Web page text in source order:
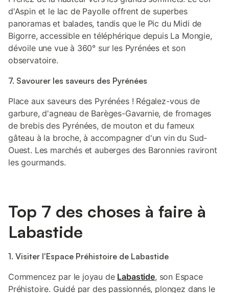
d'Aspin et le lac de Payolle offrent de superbes
panoramas et balades, tandis que le Pic du Midi de
Bigorre, accessible en téléphérique depuis La Mongie,
dévoile une vue à 360° sur les Pyrénées et son
observatoire.
7. Savourer les saveurs des Pyrénées
Place aux saveurs des Pyrénées ! Régalez-vous de
garbure, d'agneau de Barèges-Gavarnie, de fromages
de brebis des Pyrénées, de mouton et du fameux
gâteau à la broche, à accompagner d'un vin du Sud-
Ouest. Les marchés et auberges des Baronnies raviront
les gourmands.
Top 7 des choses à faire à
Labastide
1. Visiter l'Espace Préhistoire de Labastide
Commencez par le joyau de Labastide, son Espace
Préhistoire. Guidé par des passionnés, plongez dans le